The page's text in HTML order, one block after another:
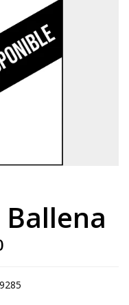
Ballena